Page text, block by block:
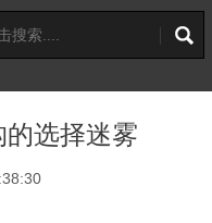
选择迷雾